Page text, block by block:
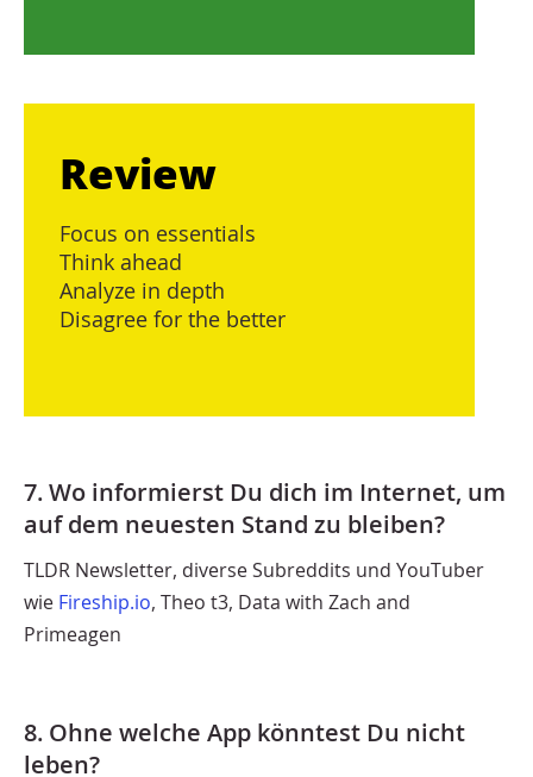
Review
Focus on essentials
Think ahead
Analyze in depth
Disagree for the better
7. Wo informierst Du dich im Internet, um
auf dem neuesten Stand zu bleiben?
TLDR Newsletter, diverse Subreddits und YouTuber
wie Fireship.io, Theo t3, Data with Zach and
Primeagen
8. Ohne welche App könntest Du nicht
leben?